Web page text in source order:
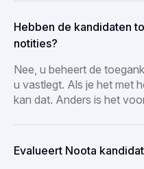
Hebben de kandidaten
notities?
Nee, u beheert de
u vastlegt. Als je het met
kan dat. Anders is het
Evalueert Noota